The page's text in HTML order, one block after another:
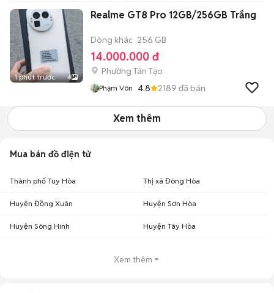
1 phút trước 4
Realme GT8 Pro 12GB/256GB Trắng
Dòng khác 256 GB
14.000.000 đ
Phường Tân Tạo
Phạm Vôn 4.8 2189 đã bán
Xem thêm
Mua bán đồ điện tử
Thành phố Tuy Hòa Thị xã Đông Hòa
Huyện Đồng Xuân Huyện Sơn Hòa
Huyện Sông Hinh Huyện Tây Hòa
Xem thêm